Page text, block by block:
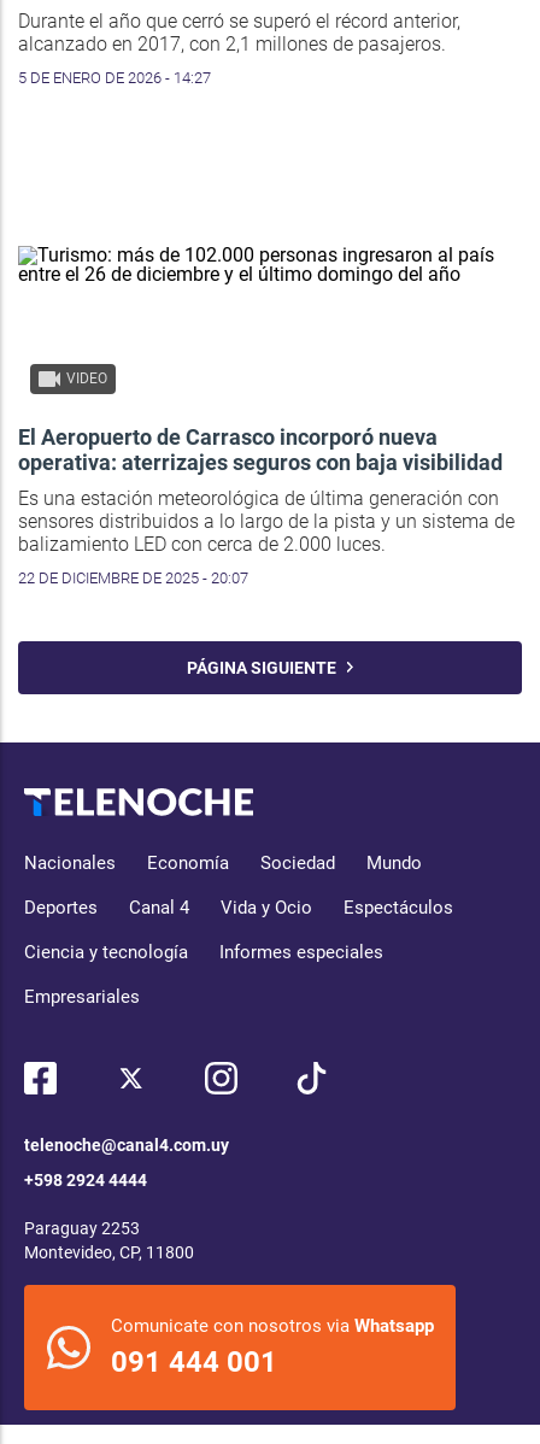
Durante el año que cerró se superó el récord anterior,
alcanzado en 2017, con 2,1 millones de pasajeros.
5 DE ENERO DE 2026 - 14:27
VIDEO
El Aeropuerto de Carrasco incorporó nueva
operativa: aterrizajes seguros con baja visibilidad
Es una estación meteorológica de última generación con
sensores distribuidos a lo largo de la pista y un sistema de
balizamiento LED con cerca de 2.000 luces.
22 DE DICIEMBRE DE 2025 - 20:07
PÁGINA SIGUIENTE
Nacionales Economía Sociedad Mundo
Deportes Canal 4 Vida y Ocio Espectáculos
Ciencia y tecnología Informes especiales
Empresariales
telenoche@canal4.com.uy
+598 2924 4444
Paraguay 2253
Montevideo, CP, 11800
Comunicate con nosotros via Whatsapp
091 444 001